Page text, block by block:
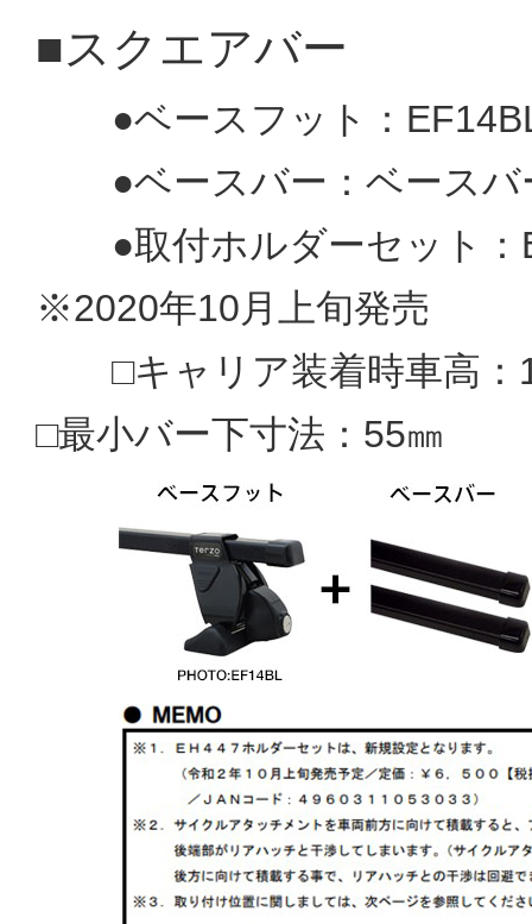
■スクエアバー
●ベースフット：
●ベースバー：ベースバ
●取付ホルダーセット：
※2020年10月上旬発売
□キャリア装着時車高
□最小バー下寸法：55㎜